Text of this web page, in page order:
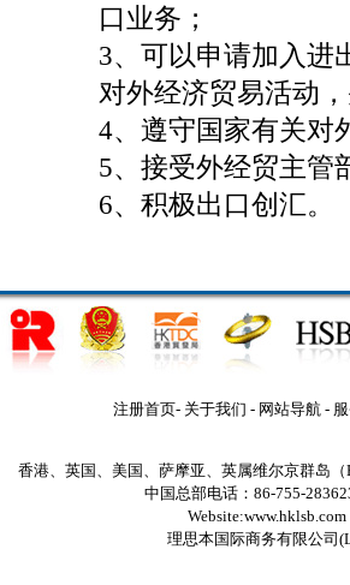
口业务；
3、可以申请加入进
对外经济贸易活动
4、遵守国家有关对
5、接受外经贸主管
6、积极出口创汇。
注册首页- 关于我们 - 网站导航 -
香港、英国、美国、萨摩亚、英属维尔京群岛
中国总部电话：86-755-
理思本国际商务有限公司